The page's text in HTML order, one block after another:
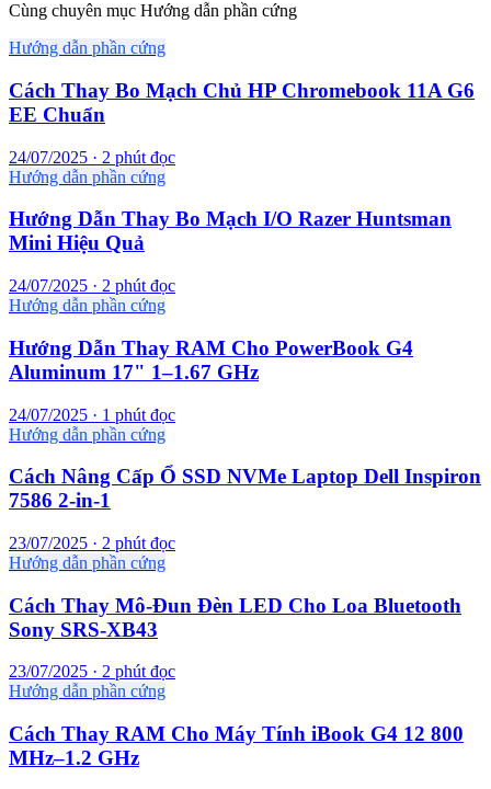
Cùng chuyên mục Hướng dẫn phần cứng
Hướng dẫn phần cứng
Cách Thay Bo Mạch Chủ HP Chromebook 11A G6
EE Chuẩn
24/07/2025 · 2 phút đọc
Hướng dẫn phần cứng
Hướng Dẫn Thay Bo Mạch I/O Razer Huntsman
Mini Hiệu Quả
24/07/2025 · 2 phút đọc
Hướng dẫn phần cứng
Hướng Dẫn Thay RAM Cho PowerBook G4
Aluminum 17" 1–1.67 GHz
24/07/2025 · 1 phút đọc
Hướng dẫn phần cứng
Cách Nâng Cấp Ổ SSD NVMe Laptop Dell Inspiron
7586 2-in-1
23/07/2025 · 2 phút đọc
Hướng dẫn phần cứng
Cách Thay Mô-Đun Đèn LED Cho Loa Bluetooth
Sony SRS-XB43
23/07/2025 · 2 phút đọc
Hướng dẫn phần cứng
Cách Thay RAM Cho Máy Tính iBook G4 12 800
MHz–1.2 GHz